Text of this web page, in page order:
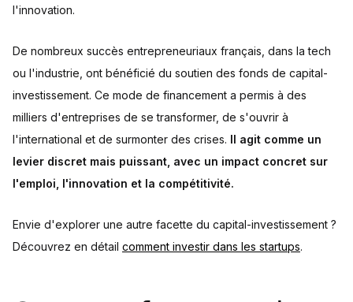
l'innovation.
De nombreux succès entrepreneuriaux français, dans la tech
ou l'industrie, ont bénéficié du soutien des fonds de capital-
investissement. Ce mode de financement a permis à des
milliers d'entreprises de se transformer, de s'ouvrir à
l'international et de surmonter des crises. Il agit comme un
levier discret mais puissant, avec un impact concret sur
l'emploi, l'innovation et la compétitivité.
Envie d'explorer une autre facette du capital-investissement ?
Découvrez en détail comment investir dans les startups.